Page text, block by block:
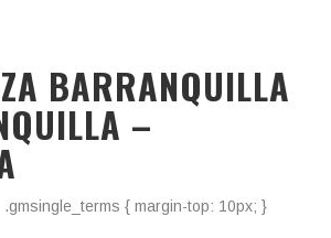
BARRANQUILLA
–
.gmsingle_terms { margin-top: 10px; }